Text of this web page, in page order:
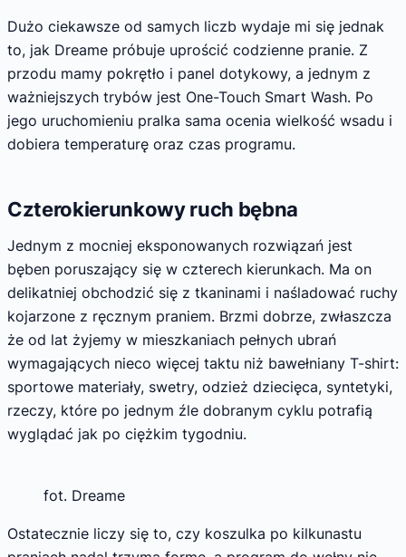
Dużo ciekawsze od samych liczb wydaje mi się jednak
to, jak Dreame próbuje uprościć codzienne pranie. Z
przodu mamy pokrętło i panel dotykowy, a jednym z
ważniejszych trybów jest One-Touch Smart Wash. Po
jego uruchomieniu pralka sama ocenia wielkość wsadu i
dobiera temperaturę oraz czas programu.
Czterokierunkowy ruch bębna
Jednym z mocniej eksponowanych rozwiązań jest
bęben poruszający się w czterech kierunkach. Ma on
delikatniej obchodzić się z tkaninami i naśladować ruchy
kojarzone z ręcznym praniem. Brzmi dobrze, zwłaszcza
że od lat żyjemy w mieszkaniach pełnych ubrań
wymagających nieco więcej taktu niż bawełniany T-shirt:
sportowe materiały, swetry, odzież dziecięca, syntetyki,
rzeczy, które po jednym źle dobranym cyklu potrafią
wyglądać jak po ciężkim tygodniu.
fot. Dreame
Ostatecznie liczy się to, czy koszulka po kilkunastu